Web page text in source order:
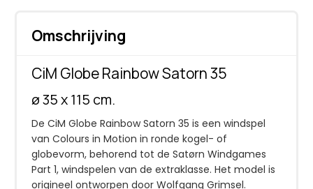
Omschrijving
CiM Globe Rainbow Satorn 35
ø 35 x 115 cm.
De CiM Globe Rainbow Satorn 35 is een windspel
van Colours in Motion in ronde kogel- of
globevorm, behorend tot de Satørn Windgames
Part 1, windspelen van de extraklasse. Het model is
origineel ontworpen door Wolfgang Grimsel.